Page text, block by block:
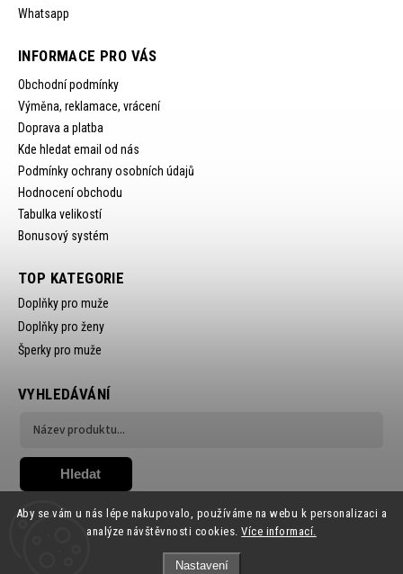
Aby se vám u nás lépe nakupovalo, používáme na webu k personalizaci a
analýze návštěvnosti cookies.Více informací.
Nastavení
Whatsapp
INFORMACE PRO VÁS
Obchodní podmínky
Výměna, reklamace, vrácení
Doprava a platba
Kde hledat email od nás
Podmínky ochrany osobních údajů
Hodnocení obchodu
Tabulka velikostí
Bonusový systém
TOP KATEGORIE
Doplňky pro muže
Doplňky pro ženy
Šperky pro muže
VYHLEDÁVÁNÍ
Hledat